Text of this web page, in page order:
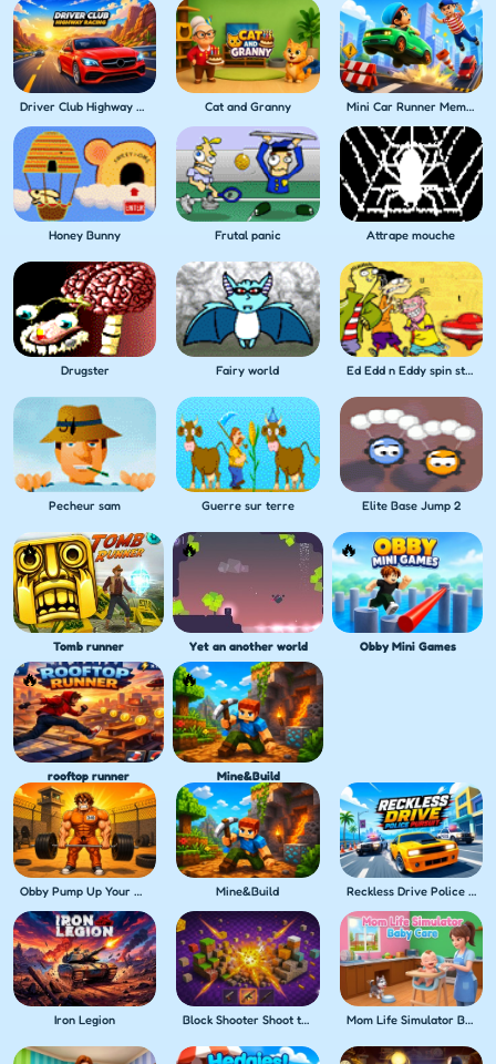
Driver Club Highway Racing Cat and Granny Mini Car Runner Meme Games
Honey Bunny Frutal panic Attrape mouche
Drugster Fairy world Ed Edd n Eddy spin stadium
Pecheur sam Guerre sur terre Elite Base Jump 2
Tomb runner Yet an another world Obby Mini Games
rooftop runner Mine&Build
Obby Pump Up Your Muscles! 1 per second Mine&Build Reckless Drive Police Pursuit
Iron Legion Block Shooter Shoot the Blocks! Mom Life Simulator Baby Care